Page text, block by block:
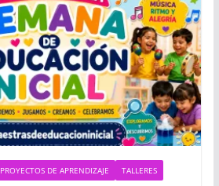
PROYECTOS DE APRENDIZAJE TALLERES